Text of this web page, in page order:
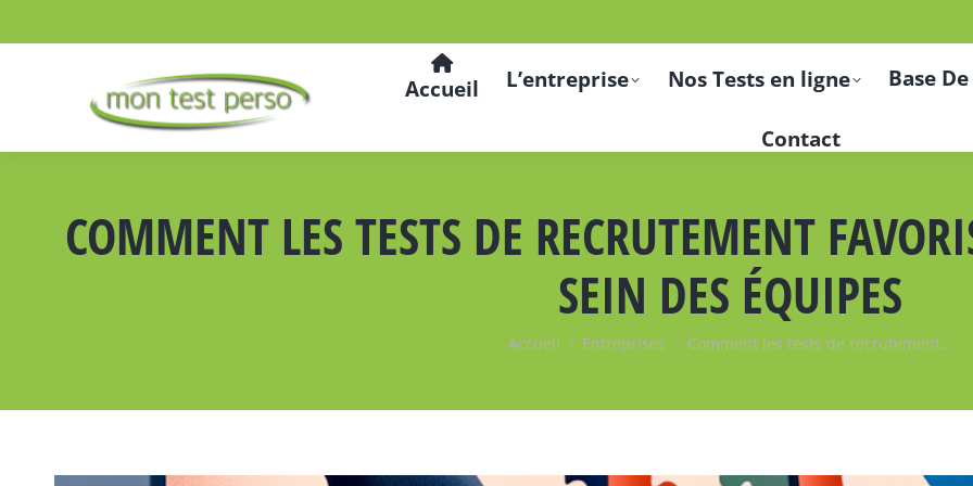
Accueil L’entreprise Nos Tests en ligne Base
Contact
COMMENT LES TESTS DE RECRUTEMENT
SEIN DES ÉQUIPES
Vous êtes ici :
Accueil Entreprises Comment les tests de recrutement…